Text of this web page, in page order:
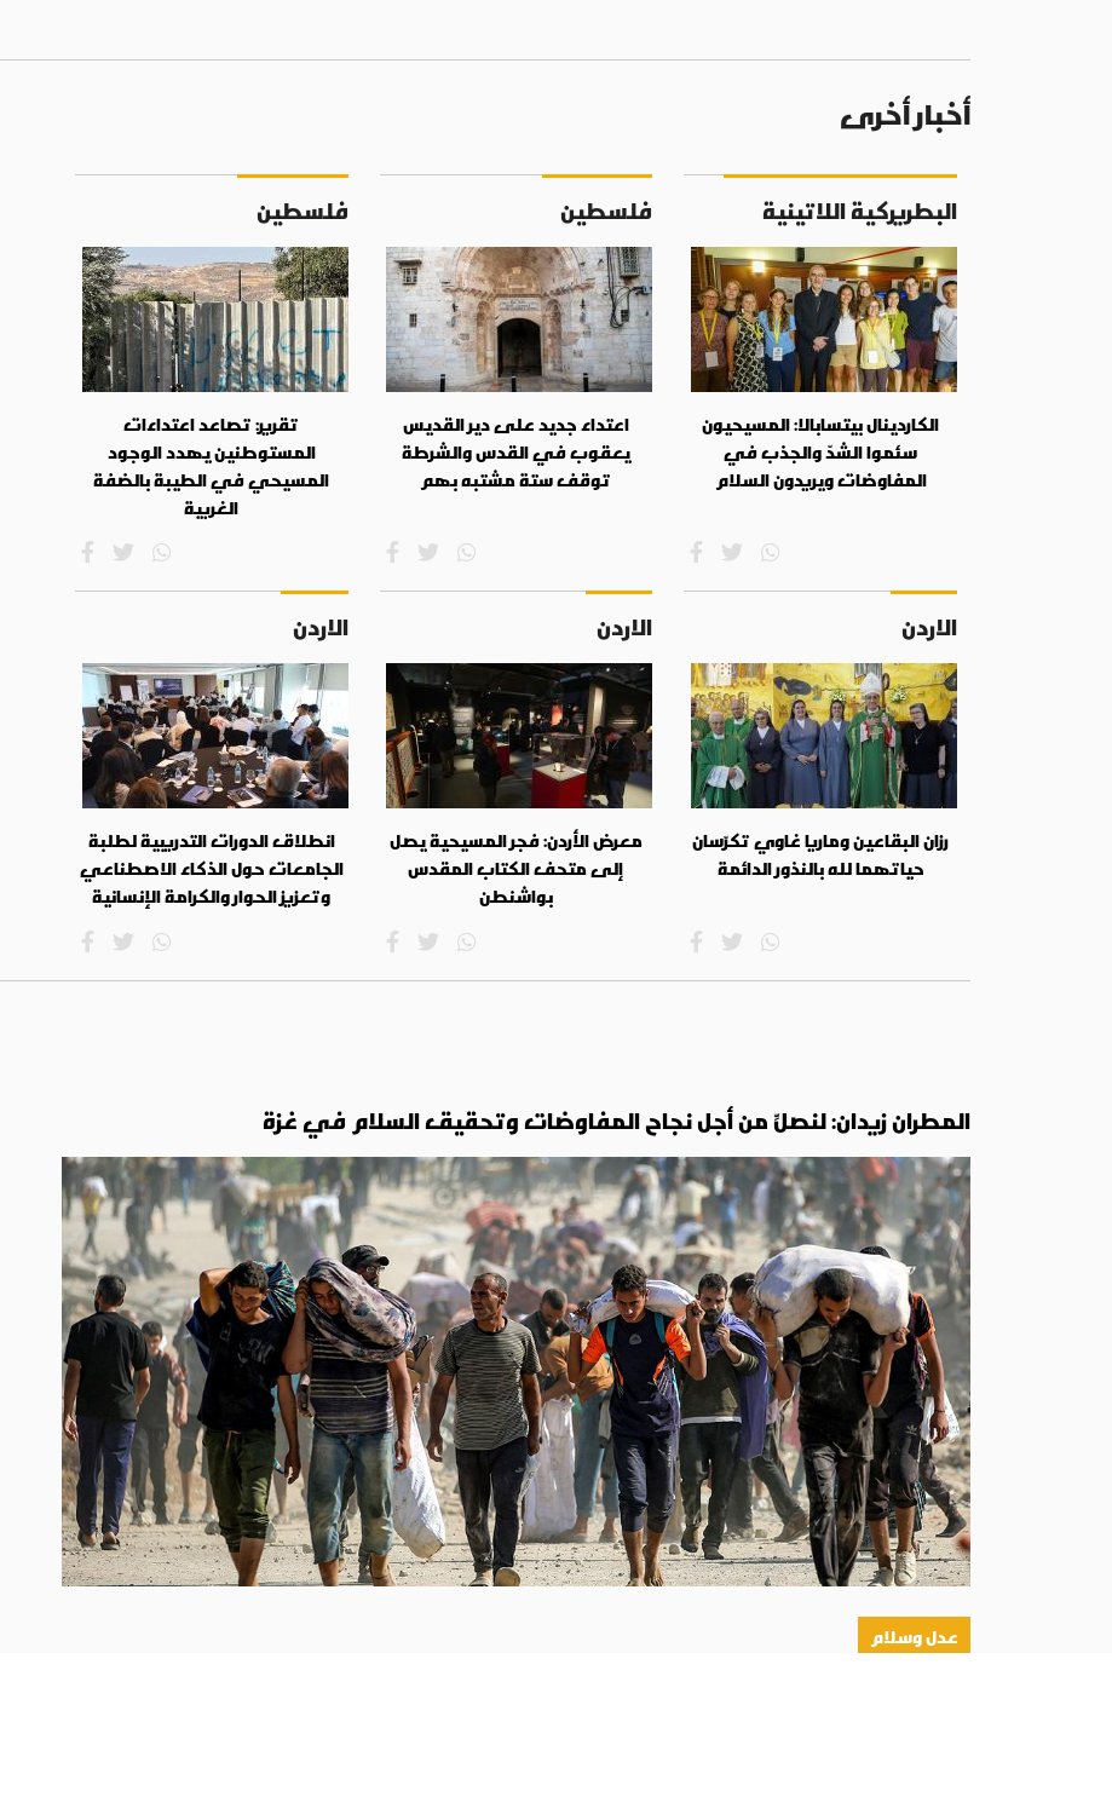
أخبار أخرى
البطريركية اللاتينية
الكاردينال بيتسابالا: المسيحيون
سئموا الشدّ والجذب في
المفاوضات ويريدون السلام
فلسطين
اعتداء جديد على دير القديس
يعقوب في القدس والشرطة
توقف ستة مشتبه بهم
فلسطين
تقرير: تصاعد اعتداءات
المستوطنين يهدد الوجود
المسيحي في الطيبة بالضفة
الغربية
الاردن
رزان البقاعين وماريا غاوي تكرّسان
حياتهما لله بالنذور الدائمة
الاردن
معرض الأردن: فجر المسيحية يصل
إلى متحف الكتاب المقدس
بواشنطن
الاردن
انطلاق الدورات التدريبية لطلبة
الجامعات حول الذكاء الاصطناعي
وتعزيز الحوار والكرامة الإنسانية
المطران زيدان: لنصلِّ من أجل نجاح المفاوضات وتحقيق السلام في غزة
عدل وسلام